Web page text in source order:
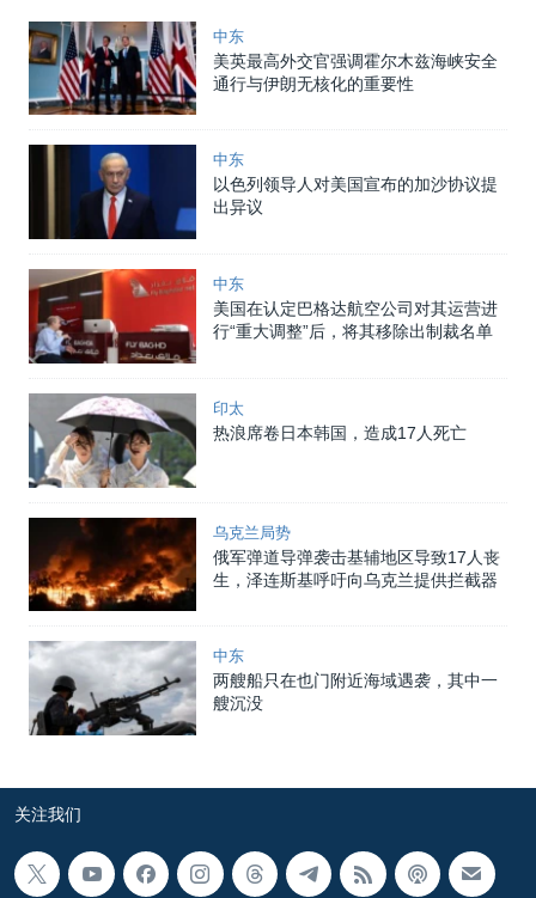
中东
美英最高外交官强调霍尔木兹海峡安全
通行与伊朗无核化的重要性
中东
以色列领导人对美国宣布的加沙协议提
出异议
中东
美国在认定巴格达航空公司对其运营进
行“重大调整”后，将其移除出制裁名单
印太
热浪席卷日本韩国，造成17人死亡
乌克兰局势
俄军弹道导弹袭击基辅地区导致17人丧
生，泽连斯基呼吁向乌克兰提供拦截器
中东
两艘船只在也门附近海域遇袭，其中一
艘沉没
关注我们